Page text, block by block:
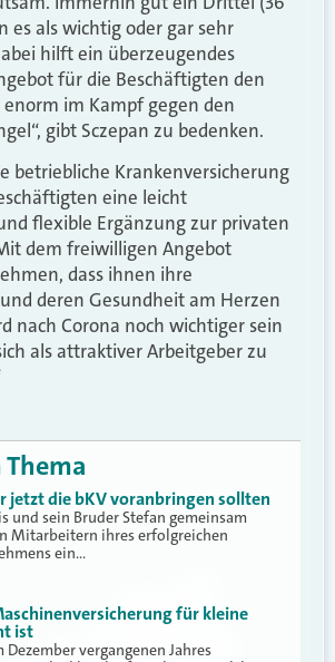
es als wichtig oder gar sehr
hilft ein überzeugendes
für die Beschäftigten den
im Kampf gegen den
gibt Sczepan zu bedenken.
betriebliche Krankenversicherung
eine leicht
flexible Ergänzung zur privaten
dem freiwilligen Angebot
dass ihnen ihre
deren Gesundheit am Herzen
nach Corona noch wichtiger sein
als attraktiver Arbeitgeber zu
jetzt die bKV voranbringen sollten
und sein Bruder Stefan gemeinsam
Mitarbeitern ihres erfolgreichen
ein…
für kleine
ist
Dezember vergangenen Jahres